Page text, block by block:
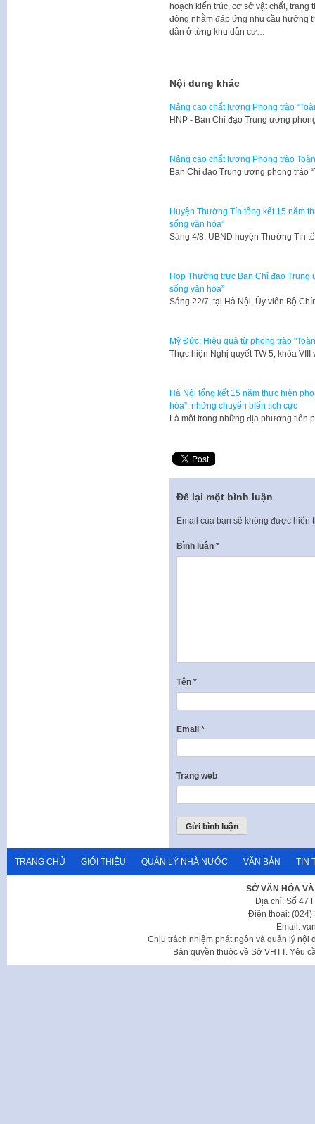
hoạch kiến trúc, cơ sở vật chất,
động nhằm đáp ứng nhu cầu hưởng
dân ở từng khu dân cư…
Nội dung khác
Nâng cao chất lượng Phong trào
HNP - Ban Chỉ đạo Trung ương
Nâng cao chất lượng Phong trào
Ban Chỉ đạo Trung ương phong trào
Huyện Thường Tín tổng kết 15 năm
sống văn hóa”
Sáng 4/8, UBND huyện Thường Tín
Họp Thường trực Ban Chỉ đạo Trung
sống văn hóa”
​Sáng 22/7, tại Hà Nội, Ủy viên Bộ
Mỹ Đức: Hiệu quả từ phong trào
​Thực hiện Nghị quyết TW 5, khóa
Hà Nội tổng kết 15 năm thực hiện
hóa”: những chuyển biến tích cực
Là một trong những địa phương tiên
Để lại một bình luận
Email của bạn sẽ không được hiển
Bình luận *
Tên *
Email *
Trang web
TRANG CHỦ GIỚI THIỆU QUẢN LÝ NHÀ NƯỚC VĂN BẢN TIN
SỞ VĂN HÓA
Địa chỉ: Số 47
Điện thoại: (024)
Email:
Chịu trách nhiệm phát ngôn và quản lý nội
Bản quyền thuộc về Sở VHTT. Yêu